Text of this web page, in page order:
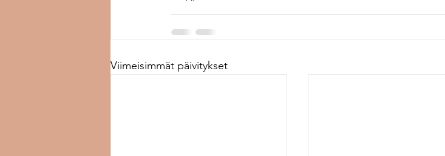
Viimeisimmät päivitykset